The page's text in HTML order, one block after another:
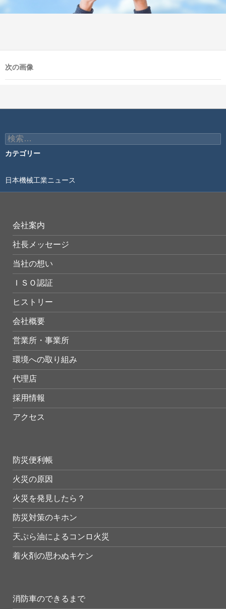
次の画像
検
索:
カテゴリー
日本機械工業ニュース
会社案内
社長メッセージ
当社の想い
ＩＳＯ認証
ヒストリー
会社概要
営業所・事業所
環境への取り組み
代理店
採用情報
アクセス
防災便利帳
火災の原因
火災を発見したら？
防災対策のキホン
天ぷら油によるコンロ火災
着火剤の思わぬキケン
消防車のできるまで